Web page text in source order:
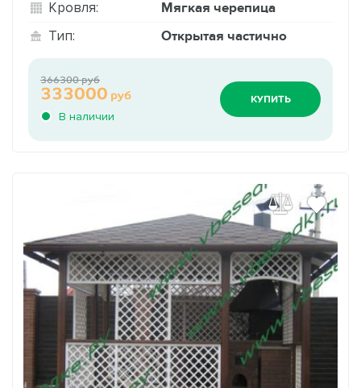
Кровля: Мягкая черепица
Тип: Открытая частично
В наличии
333000 руб
366300 руб
КУПИТЬ